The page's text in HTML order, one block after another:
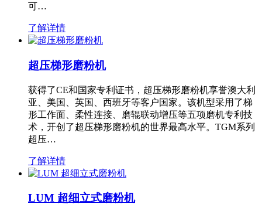
可…
了解详情
超压梯形磨粉机
获得了CE和国家专利证书，超压梯形磨粉机享誉澳大利
亚、美国、英国、西班牙等客户国家。该机型采用了梯
形工作面、柔性连接、磨辊联动增压等五项磨机专利技
术，开创了超压梯形磨粉机的世界最高水平。TGM系列
超压…
了解详情
LUM 超细立式磨粉机